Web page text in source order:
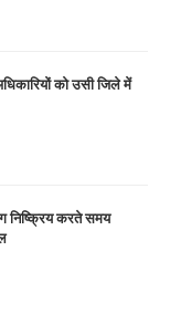
को उसी जिले में
निष्क्रिय करते समय